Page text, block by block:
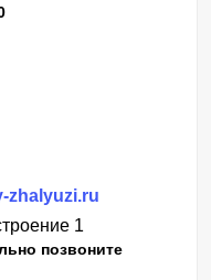
zhalyuzi.ru
1
позвоните